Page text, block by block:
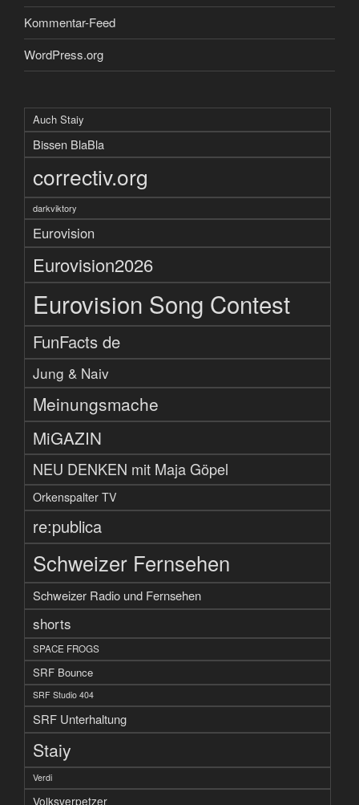
Kommentar-Feed
WordPress.org
Auch Staiy
Bissen BlaBla
correctiv.org
darkviktory
Eurovision
Eurovision2026
Eurovision Song Contest
FunFacts de
Jung & Naiv
Meinungsmache
MiGAZIN
NEU DENKEN mit Maja Göpel
Orkenspalter TV
re:publica
Schweizer Fernsehen
Schweizer Radio und Fernsehen
shorts
SPACE FROGS
SRF Bounce
SRF Studio 404
SRF Unterhaltung
Staiy
Verdi
Volksverpetzer